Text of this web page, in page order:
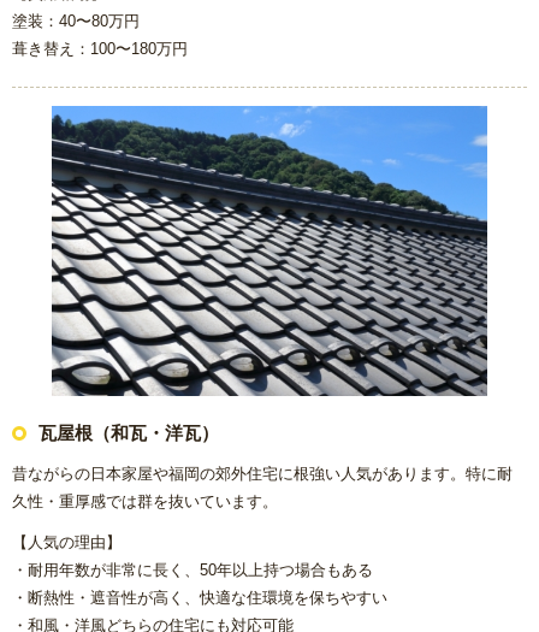
塗装：40〜80万円
葺き替え：100〜180万円
瓦屋根（和瓦・洋瓦）
昔ながらの日本家屋や福岡の郊外住宅に根強い人気があります。特に耐
久性・重厚感では群を抜いています。
【人気の理由】
・耐用年数が非常に長く、50年以上持つ場合もある
・断熱性・遮音性が高く、快適な住環境を保ちやすい
・和風・洋風どちらの住宅にも対応可能